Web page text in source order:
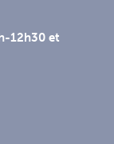
12h30 et